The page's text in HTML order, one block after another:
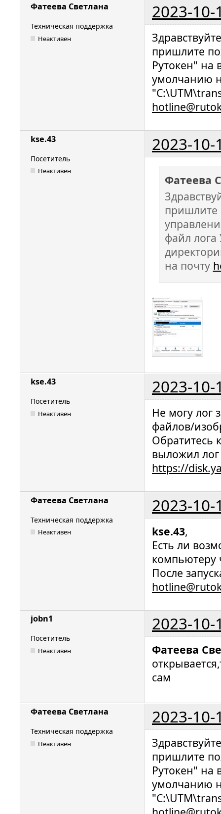
Фатеева Светлана 2023-10-
Техническая поддержка
Неактивен
пришлите
Рутокен" на
умолчанию
kse.43 2023-10-
Посетитель
Неактивен
Фатеева
пришлите
файл
на почту
kse.43 2023-10-
Посетитель
Неактивен
Не могу лог
файлов/
Обратитесь
выложил лог
https://
Фатеева Светлана 2023-10-
Техническая поддержка
Неактивен kse.43,
Есть ли
компьютеру
После
jobn1 2023-10-
Посетитель
Неактивен
Фатеева
сам
Фатеева Светлана 2023-10-
Техническая поддержка
Неактивен
пришлите
Рутокен" на
умолчанию